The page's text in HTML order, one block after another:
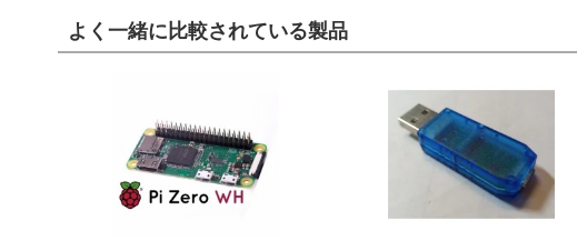
よく一緒に比較されている製品